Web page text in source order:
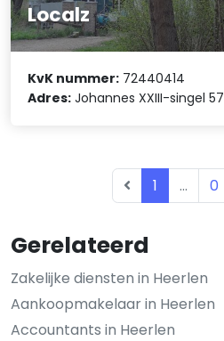
Gerelateerd
Zakelijke diensten in Heerlen
Aankoopmakelaar in Heerlen
Accountants in Heerlen
Localz
KvK nummer: 72440414
Adres: Johannes XXIII-singel 57
1 ... 0